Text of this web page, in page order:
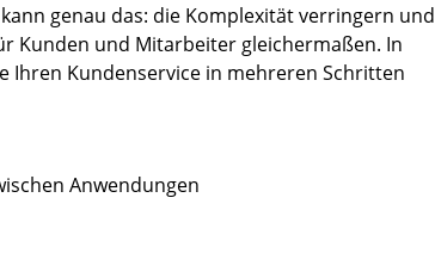
genau das: die Komplexität verringern und
Kunden und Mitarbeiter gleichermaßen. In
Ihren Kundenservice in mehreren Schritten
Anwendungen